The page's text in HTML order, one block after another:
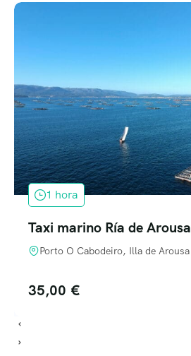
1 hora
Taxi marino Ría de Arousa
Porto O Cabodeiro, Illa de Arousa
35,00 €